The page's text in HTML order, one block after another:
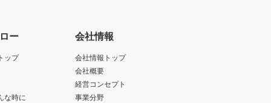
ー
ップ
な時に
会社情報
会社情報トップ
会社概要
経営コンセプト
事業分野